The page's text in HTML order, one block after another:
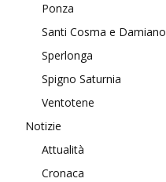
Ponza
Santi Cosma e Damiano
Sperlonga
Spigno Saturnia
Ventotene
Notizie
Attualità
Cronaca